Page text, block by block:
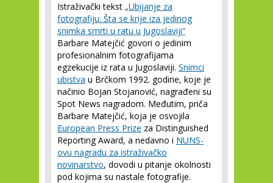
Istraživački tekst „Ubijanje za
fotografiju: Šta se krije iza jedinog
snimka smrti u ratu u Jugoslaviji“
Barbare Matejčić govori o jedinim
profesionalnim fotografijama
egzekucije iz rata u Jugoslaviji. Snimci
ubistva u Brčkom 1992. godine, koje je
načinio Bojan Stojanović, nagrađeni su
Spot News nagradom. Međutim, priča
Barbare Matejčić, koja je osvojila
European Press Prize za Distinguished
Reporting Award, a nedavno i NUNS-
ovu nagradu za istraživačko
novinarstvo, dovodi u pitanje okolnosti
pod kojima su nastale fotografije.